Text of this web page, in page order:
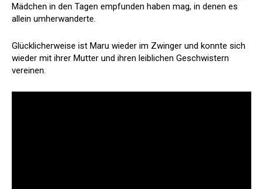
Mädchen in den Tagen empfunden haben mag, in denen es
allein umherwanderte.
Glücklicherweise ist Maru wieder im Zwinger und konnte sich
wieder mit ihrer Mutter und ihren leiblichen Geschwistern
vereinen.